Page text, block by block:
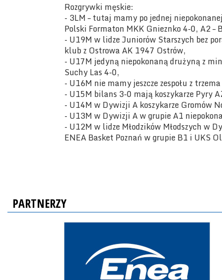
Rozgrywki męskie:
- 3LM – tutaj mamy po jednej
Polski Formaton MKK Gnieznko 4-0, A2 –
- U19M w lidze Juniorów Starszych bez
klub z Ostrowa AK 1947 Ostrów,
- U17M jedyną niepokonaną drużyną z
Suchy Las 4-0,
- U16M nie mamy jeszcze zespołu z
- U15M bilans 3-0 mają koszykarze Pyry
- U14M w Dywizji A koszykarze Gromów
- U13M w Dywizji A w grupie A1
- U12M w lidze Młodzików Młodszych w
ENEA Basket Poznań w grupie B1 i UKS
PARTNERZY